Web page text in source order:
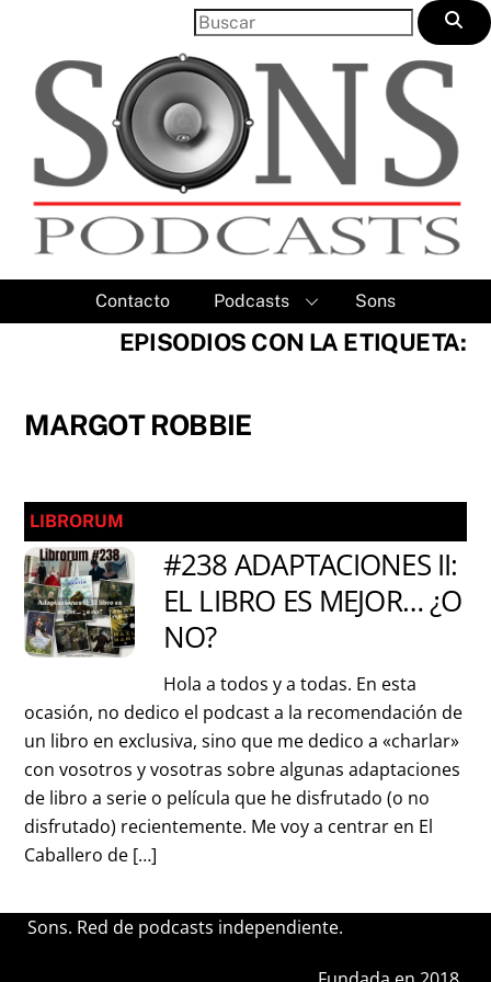
content
Contacto Podcasts Sons
EPISODIOS CON LA ETIQUETA:
MARGOT ROBBIE
LIBRORUM
#238 ADAPTACIONES II:
EL LIBRO ES MEJOR… ¿O
NO?
Hola a todos y a todas. En esta
ocasión, no dedico el podcast a la recomendación de
un libro en exclusiva, sino que me dedico a «charlar»
con vosotros y vosotras sobre algunas adaptaciones
de libro a serie o película que he disfrutado (o no
disfrutado) recientemente. Me voy a centrar en El
Caballero de […]
Sons. Red de podcasts independiente.